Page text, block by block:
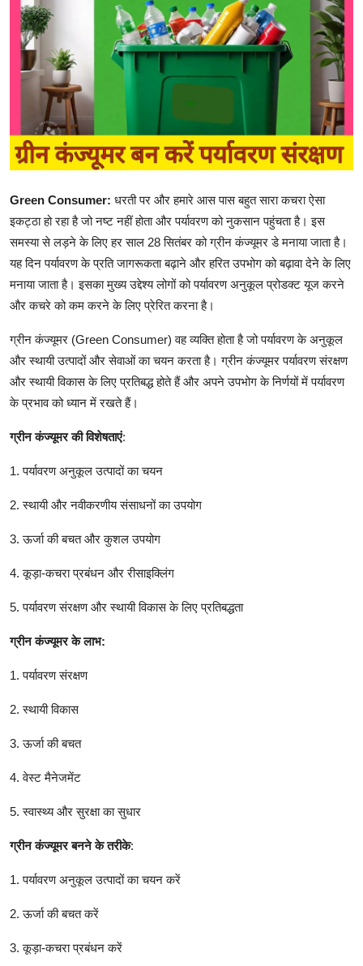
लाईफ-स्टाईल
Green Consumer: धरती पर और हमारे आस पास बहुत सारा कचरा ऐसा
इकट्ठा हो रहा है जो नष्ट नहीं होता और पर्यावरण को नुकसान पहुंचता है। इस
समस्या से लड़ने के लिए हर साल 28 सितंबर को ग्रीन कंज्यूमर डे मनाया जाता है।
यह दिन पर्यावरण के प्रति जागरूकता बढ़ाने और हरित उपभोग को बढ़ावा देने के लिए
मनाया जाता है। इसका मुख्य उद्देश्य लोगों को पर्यावरण अनुकूल प्रोडक्ट यूज करने
और कचरे को कम करने के लिए प्रेरित करना है।
ग्रीन कंज्यूमर (Green Consumer) वह व्यक्ति होता है जो पर्यावरण के अनुकूल
और स्थायी उत्पादों और सेवाओं का चयन करता है। ग्रीन कंज्यूमर पर्यावरण संरक्षण
और स्थायी विकास के लिए प्रतिबद्ध होते हैं और अपने उपभोग के निर्णयों में पर्यावरण
के प्रभाव को ध्यान में रखते हैं।
ग्रीन कंज्यूमर की विशेषताएं:
1. पर्यावरण अनुकूल उत्पादों का चयन
2. स्थायी और नवीकरणीय संसाधनों का उपयोग
3. ऊर्जा की बचत और कुशल उपयोग
4. कूड़ा-कचरा प्रबंधन और रीसाइक्लिंग
5. पर्यावरण संरक्षण और स्थायी विकास के लिए प्रतिबद्धता
ग्रीन कंज्यूमर के लाभ:
1. पर्यावरण संरक्षण
2. स्थायी विकास
3. ऊर्जा की बचत
4. वेस्ट मैनेजमेंट
5. स्वास्थ्य और सुरक्षा का सुधार
ग्रीन कंज्यूमर बनने के तरीके:
1. पर्यावरण अनुकूल उत्पादों का चयन करें
2. ऊर्जा की बचत करें
3. कूड़ा-कचरा प्रबंधन करें